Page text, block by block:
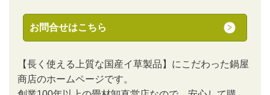
お問合せはこちら
【長く使える上質な国産イ草製品】にこだわった鍋屋
商店のホームページです。